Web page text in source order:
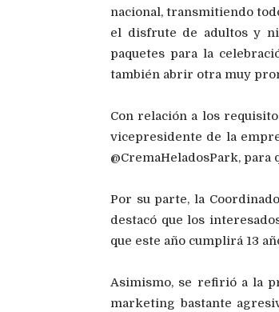
nacional, transmitiendo
el disfrute de adultos y
paquetes para la
también abrir otra muy
Con relación a los
vicepresidente de la
@CremaHeladosPark,
Por su parte, la
destacó que los
que este año cumplirá 13
Asimismo, se refirió a la
marketing bastante